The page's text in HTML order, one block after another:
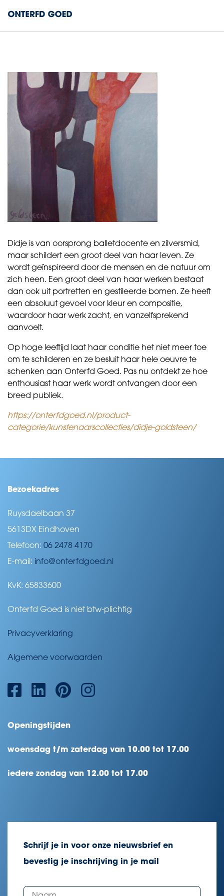
Didje is van oorsprong balletdocente en zilversmid,
maar schildert een groot deel van haar leven. Ze
wordt geïnspireerd door de mensen en de natuur om
zich heen. Een groot deel van haar werken bestaat
dan ook uit portretten en gestileerde bomen. Ze heeft
een absoluut gevoel voor kleur en compositie,
waardoor haar werk zacht, en vanzelfsprekend
aanvoelt.
Op hoge leeftijd laat haar conditie het niet meer toe
om te schilderen en ze besluit haar hele oeuvre te
schenken aan Onterfd Goed. Pas nu ontdekt ze hoe
enthousiast haar werk wordt ontvangen door een
breed publiek.
https://onterfdgoed.nl/product-
categorie/kunstenaarscollecties/didje-goldsteen/
Bezoekadres
Ruysdaelbaan 37
5613DX Eindhoven
Telefoon: 06 2478 4170
E-mail: info@onterfdgoed.nl
KvK: 65833600
Onterfd Goed is niet btw-plichtig
Privacyverklaring
Algemene voorwaarden
Openingstijden
woensdag t/m zaterdag van 10.00 tot 17.00
iedere zondag van 12.00 tot 17.00
Schrijf je in voor onze nieuwsbrief en
bevestig je inschrijving in je mail